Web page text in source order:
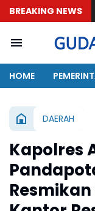
BREAKING NEWS
Penyuluhan
HOME
DAERAH
Kapolres
Resmikan